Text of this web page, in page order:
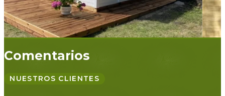
Comentarios
NUESTROS CLIENTES